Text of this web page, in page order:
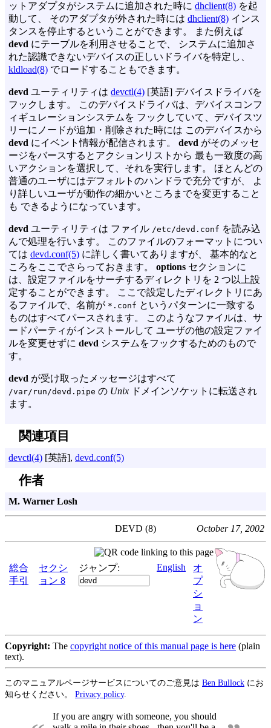
ットアダプタがシステムに追加された時に dhclient(8) を起
動して、 そのアダプタが外された時には dhclient(8) インス
タンスを停止するということができます。 また例えば
devd にテーブルを利用させることで、 システムに追加さ
れた認識できないデバイスの正しいドライバを特定し、
kldload(8) でロードすることもできます。
devd ユーティリティは devctl(4) [英語] デバイスドライバを
フックします。 このデバイスドライバは、デバイスコンフ
ィギュレーションシステムを フックしていて、デバイスツ
リーにノードが追加・削除された時には このデバイスから
devd にイベント情報が配信されます。 devd がそのメッセ
ージをバースするとアクションリストから 最も一致度の高
いアクションを選択して、それを実行します。 ほとんどの
普通のユーザにはデフォルトのハンドラで充分ですが、 よ
り詳しいユーザが動作の細かいところまでを変更すること
も できるようになっています。
devd ユーティリティは ファイル /etc/devd.conf を読み込
んで処理を行います。 このファイルのフォーマットについ
ては devd.conf(5) に詳しく書いてありますが、 基本的なと
ころをここでさらっておきます。 options セクションに
は、設定ファイルをサーチするディレクトリを 2 つ以上設
定することができます。 ここで設定したディレクトリにあ
るファイルで、名前が *.conf というパターンに一致する
ものはすべてパースされます。 このようなファイルは、サ
ードパーティがインストールして ユーザの他の設定ファイ
ルを変更せずに devd システムをフックするためのもので
す。
devd が受け取ったメッセージはすべて
/var/run/devd.pipe の Unix ドメインソケットに転送され
ます。
関連項目
devctl(4) [英語], devd.conf(5)
作者
M. Warner Losh
DEVD (8) October 17, 2002
総合
手引
セクシ
ョン 8
ジャンプ: English
オ
プ
シ
ョ
ン
Copyright: The copyright notice of this manual page is here (plain
text).
このマニュアルページサービスについてのご意見は Ben Bullock にお
知らせください。 Privacy policy.
If you are angry with someone, you should